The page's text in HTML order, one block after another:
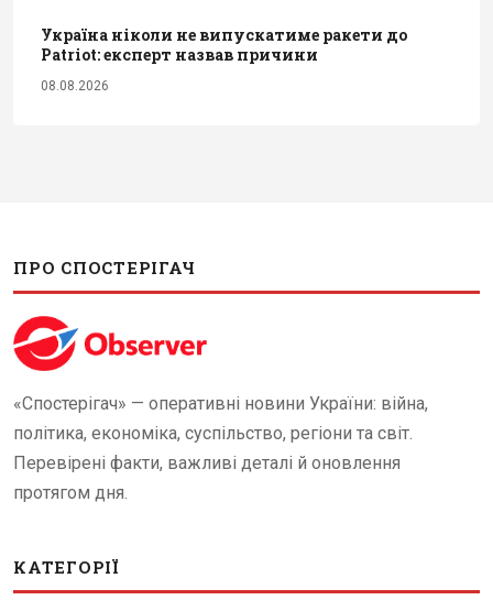
Україна ніколи не випускатиме ракети до
Patriot: експерт назвав причини
08.08.2026
ПРО СПОСТЕРІГАЧ
«Спостерігач» — оперативні новини України: війна,
політика, економіка, суспільство, регіони та світ.
Перевірені факти, важливі деталі й оновлення
протягом дня.
КАТЕГОРІЇ